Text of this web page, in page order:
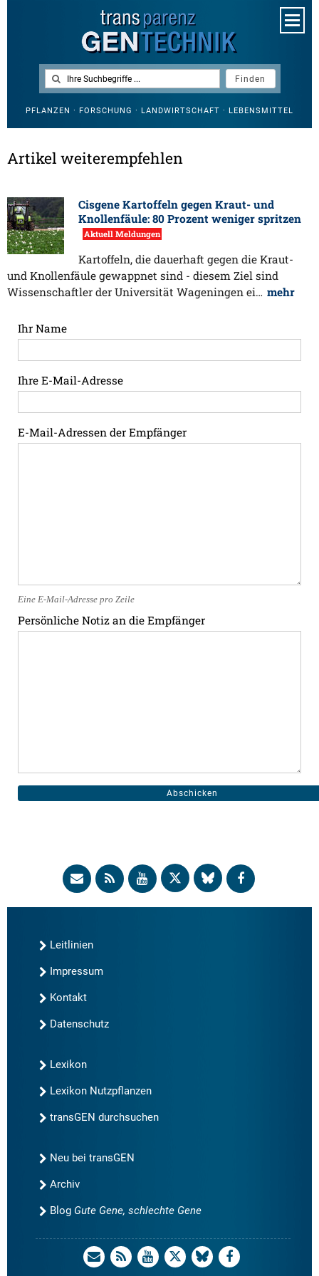
PFLANZEN · FORSCHUNG · LANDWIRTSCHAFT · LEBENSMITTEL
Artikel weiterempfehlen
Cisgene Kartoffeln gegen Kraut- und
Knollenfäule: 80 Prozent weniger spritzen
Aktuell Meldungen
Kartoffeln, die dauerhaft gegen die Kraut-
und Knollenfäule gewappnet sind - diesem Ziel sind
Wissenschaftler der Universität Wageningen ei… mehr
Ihr Name
Ihre E-Mail-Adresse
E-Mail-Adressen der Empfänger
Eine E-Mail-Adresse pro Zeile
Persönliche Notiz an die Empfänger
Leitlinien
Impressum
Kontakt
Datenschutz
Lexikon
Lexikon Nutzpflanzen
transGEN durchsuchen
Neu bei transGEN
Archiv
Blog Gute Gene, schlechte Gene